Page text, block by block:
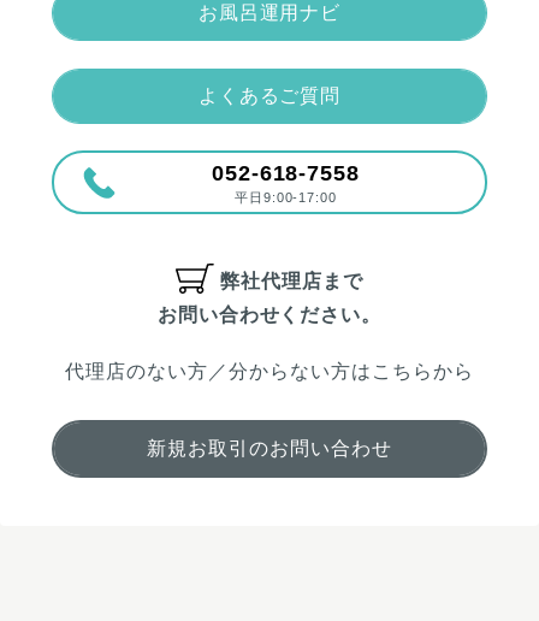
お風呂運用ナビ
よくあるご質問
052-618-7558
平日9:00-17:00
弊社代理店まで
お問い合わせください。
代理店のない方／分からない方はこちらから
新規お取引のお問い合わせ